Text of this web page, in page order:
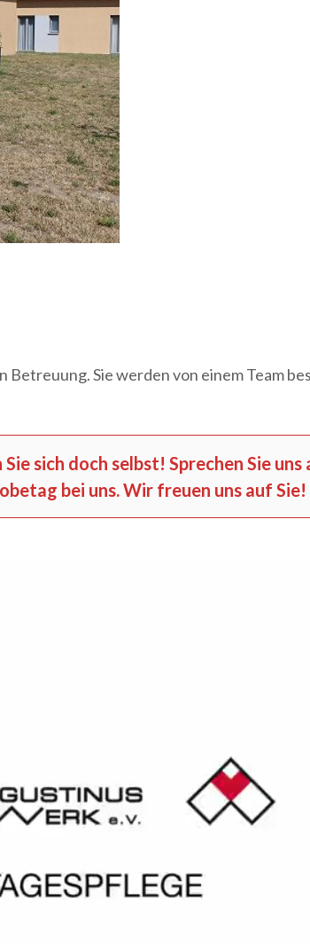
Sie werden von einem Team
sich doch selbst! Sprechen Sie uns
bei uns. Wir freuen uns auf Sie!